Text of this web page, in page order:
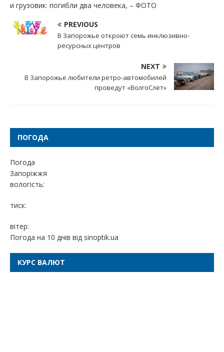
и грузовик: погибли два человека, – ФОТО
PREVIOUS
В Запорожье откроют семь инклюзивно-
ресурсных центров
NEXT
В Запорожье любители ретро-автомобилей
проведут «ВолгоСлёт»
ПОГОДА
Погода
Запоріжжя
вологість:
тиск:
вітер:
Погода на 10 днів від sinoptik.ua
КУРС ВАЛЮТ